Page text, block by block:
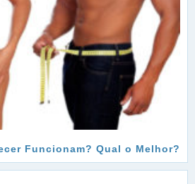
Funcionam? Qual o Melhor?